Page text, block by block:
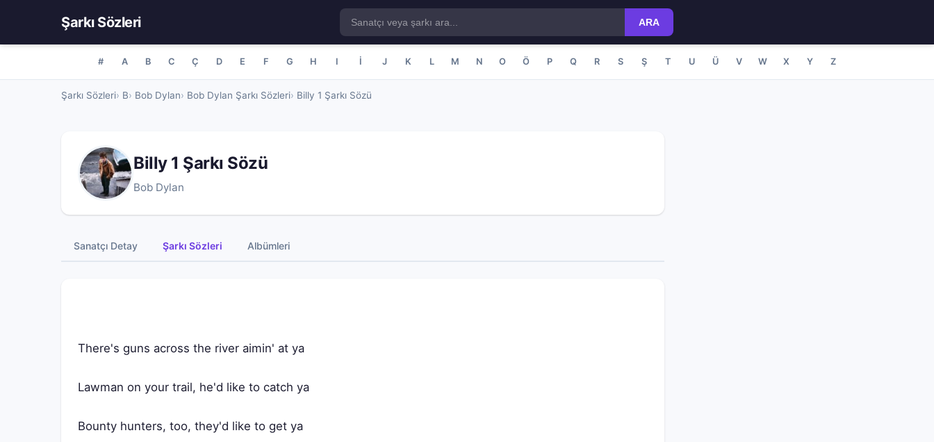
Şarkı Sözleri ARA
# A B C Ç D E F G H I İ J K L M N O Ö P Q R S Ş T U Ü V W X Y Z
Şarkı Sözleri B Bob Dylan Bob Dylan Şarkı Sözleri Billy 1 Şarkı Sözü
Billy 1 Şarkı Sözü
Bob Dylan
Sanatçı Detay Şarkı Sözleri Albümleri
There's guns across the river aimin' at ya
Lawman on your trail, he'd like to catch ya
Bounty hunters, too, they'd like to get ya